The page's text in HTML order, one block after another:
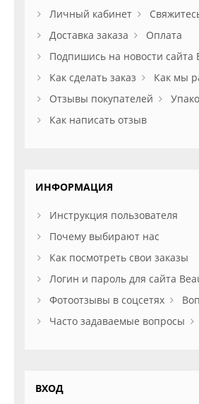
Личный кабинет
Доставка заказа
Оплата
Подпишись на новости сайта
Как сделать заказ
Как мы
Отзывы покупателей
Как написать отзыв
ИНФОРМАЦИЯ
Инструкция пользователя
Почему выбирают нас
Как посмотреть свои заказы
Логин и пароль для сайта
Фотоотзывы в соцсетях
Часто задаваемые вопросы
ВХОД